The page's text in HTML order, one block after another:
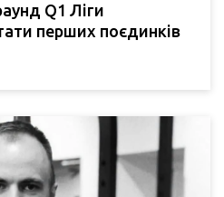
Q1 Ліги
перших поєдинків